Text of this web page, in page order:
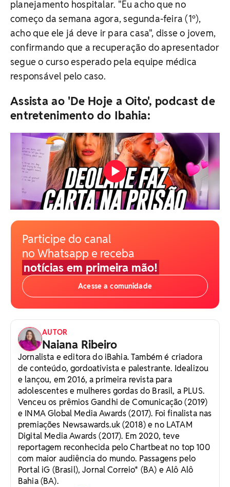
planejamento hospitalar. "Eu acho que no
começo da semana agora, segunda-feira (1º),
acho que ele já deve ir para casa", disse o jovem,
confirmando que a recuperação do apresentador
segue o curso esperado pela equipe médica
responsável pelo caso.
Assista ao 'De Hoje a Oito', podcast de
entretenimento do Ibahia:
Participe do canal
no Whatsapp e receba
notícias em primeira mão!
Acesse a comunidade
AUTOR
Naiana Ribeiro
Jornalista e editora do iBahia. Também é criadora
de conteúdo, gordoativista e palestrante. Idealizou
e lançou, em 2016, a primeira revista para
adolescentes e mulheres gordas do Brasil, a PLUS.
Venceu os prêmios Gandhi de Comunicação (2019)
e INMA Global Media Awards (2017). Foi finalista nas
premiações Newsawards.uk (2018) e no LATAM
Digital Media Awards (2017). Em 2020, teve
reportagem reconhecida pelo Chartbeat no top 100
com maior audiência do mundo. Passagens pelo
Portal iG (Brasil), Jornal Correio* (BA) e Alô Alô
Bahia (BA).